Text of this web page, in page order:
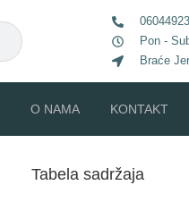
Pon -
Braće
O NAMA KONTAKT
Tabela sadržaja